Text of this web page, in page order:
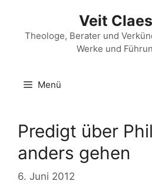
springen
Veit
Theologe, Berater und
Werke und
Menü
Predigt über
anders gehen
6. Juni 2012